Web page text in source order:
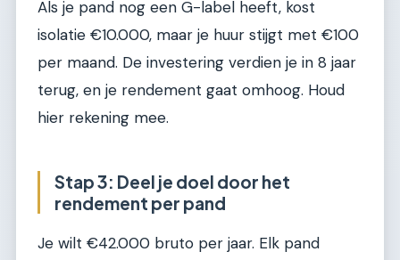
Als je pand nog een G-label heeft, kost
isolatie €10.000, maar je huur stijgt met €100
per maand. De investering verdien je in 8 jaar
terug, en je rendement gaat omhoog. Houd
hier rekening mee.
Stap 3: Deel je doel door het
rendement per pand
Je wilt €42.000 bruto per jaar. Elk pand